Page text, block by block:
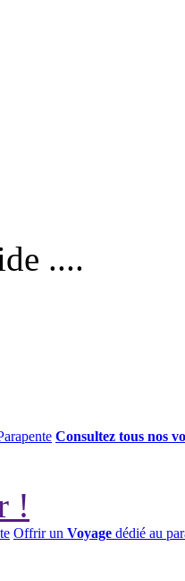
....
Consultez tous nos
!
Offrir un Voyage dédié au